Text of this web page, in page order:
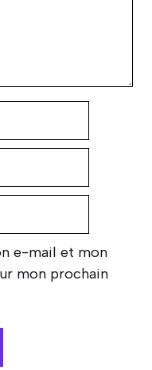
e-mail et mon
mon prochain